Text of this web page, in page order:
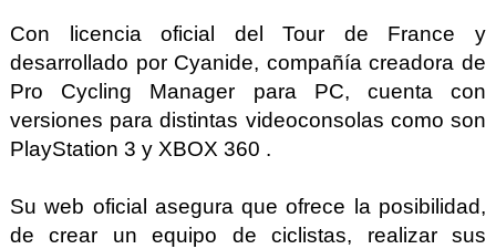
Con licencia oficial del Tour de France y
desarrollado por Cyanide, compañía creadora de
Pro Cycling Manager para PC, cuenta con
versiones para distintas videoconsolas como son
PlayStation 3 y XBOX 360 .
Su web oficial asegura que ofrece la posibilidad,
de crear un equipo de ciclistas, realizar sus